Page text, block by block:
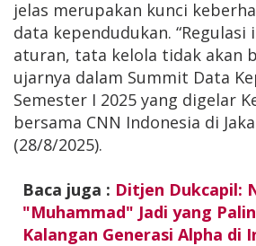
jelas merupakan kunci
data kependudukan. “Regulasi
aturan, tata kelola tidak akan
ujarnya dalam Summit Data
Semester I 2025 yang digelar
bersama CNN Indonesia di
(28/8/2025).
Baca juga : Ditjen Dukcapil:
"Muhammad" Jadi yang
Kalangan Generasi Alpha di